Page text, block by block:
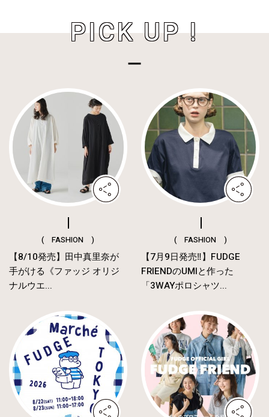
PICK UP !
( FASHION )
【8/10発売】田中真里奈が
手がける《ファッジ オリジ
ナルウエ...
( FASHION )
【7月9日発売‼︎】FUDGE
FRIENDのUMIと作った
「3WAYポロシャツ...